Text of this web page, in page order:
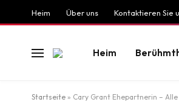
Heim Über uns Kontaktieren Sie
Heim
Startseite » Cary Grant Ehepartnerin –